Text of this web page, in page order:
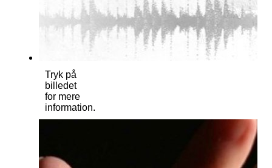
Tryk på
billedet
for mere
information.